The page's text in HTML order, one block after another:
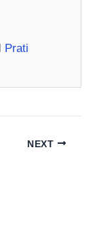
Prati
NEXT